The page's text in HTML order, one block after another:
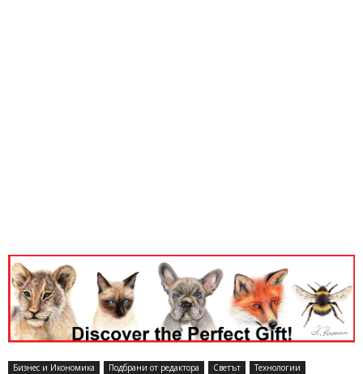
Бизнес и Икономика Подбрани от редактора Светът Технологии